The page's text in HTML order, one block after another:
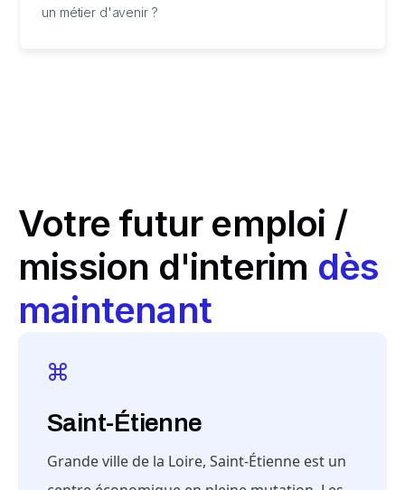
un métier d'avenir ?
Votre futur emploi /
mission d'interim dès
maintenant
Saint-Étienne
Grande ville de la Loire, Saint-Étienne est un